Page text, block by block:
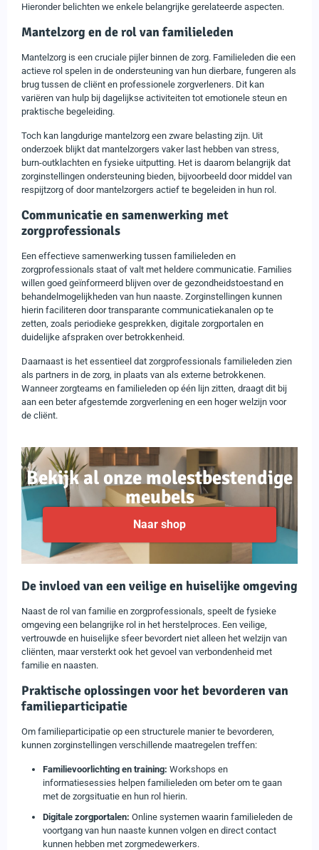
Hieronder belichten we enkele belangrijke gerelateerde aspecten.
Mantelzorg en de rol van familieleden
Mantelzorg is een cruciale pijler binnen de zorg. Familieleden die een
actieve rol spelen in de ondersteuning van hun dierbare, fungeren als
brug tussen de cliënt en professionele zorgverleners. Dit kan
variëren van hulp bij dagelijkse activiteiten tot emotionele steun en
praktische begeleiding.
Toch kan langdurige mantelzorg een zware belasting zijn. Uit
onderzoek blijkt dat mantelzorgers vaker last hebben van stress,
burn-outklachten en fysieke uitputting. Het is daarom belangrijk dat
zorginstellingen ondersteuning bieden, bijvoorbeeld door middel van
respijtzorg of door mantelzorgers actief te begeleiden in hun rol.
Communicatie en samenwerking met
zorgprofessionals
Een effectieve samenwerking tussen familieleden en
zorgprofessionals staat of valt met heldere communicatie. Families
willen goed geïnformeerd blijven over de gezondheidstoestand en
behandelmogelijkheden van hun naaste. Zorginstellingen kunnen
hierin faciliteren door transparante communicatiekanalen op te
zetten, zoals periodieke gesprekken, digitale zorgportalen en
duidelijke afspraken over betrokkenheid.
Daarnaast is het essentieel dat zorgprofessionals familieleden zien
als partners in de zorg, in plaats van als externe betrokkenen.
Wanneer zorgteams en familieleden op één lijn zitten, draagt dit bij
aan een beter afgestemde zorgverlening en een hoger welzijn voor
de cliënt.
Bekijk al onze molestbestendige
meubels
Naar shop
De invloed van een veilige en huiselijke omgeving
Naast de rol van familie en zorgprofessionals, speelt de fysieke
omgeving een belangrijke rol in het herstelproces. Een veilige,
vertrouwde en huiselijke sfeer bevordert niet alleen het welzijn van
cliënten, maar versterkt ook het gevoel van verbondenheid met
familie en naasten.
Praktische oplossingen voor het bevorderen van
familieparticipatie
Om familieparticipatie op een structurele manier te bevorderen,
kunnen zorginstellingen verschillende maatregelen treffen:
Familievoorlichting en training: Workshops en
informatiesessies helpen familieleden om beter om te gaan
met de zorgsituatie en hun rol hierin.
Digitale zorgportalen: Online systemen waarin familieleden de
voortgang van hun naaste kunnen volgen en direct contact
kunnen hebben met zorgmedewerkers.